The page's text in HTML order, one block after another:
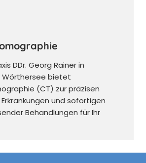
DDr. Georg Rainer in
bietet
(CT) zur präzisen
und sofortigen
Behandlungen für Ihr